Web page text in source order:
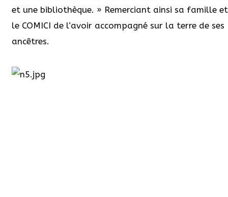
et une bibliothèque. » Remerciant ainsi sa famille et
le COMICI de l’avoir accompagné sur la terre de ses
ancêtres.